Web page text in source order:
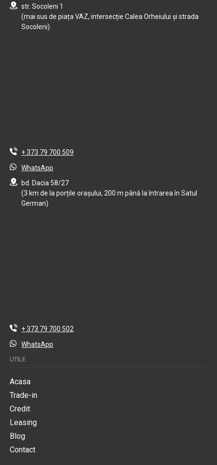
str. Socoleni 1
(mai sus de piața VAZ, intersecție Calea Orheiului și strada
Socoleni)
+ 373 79 700 509
WhatsApp
bd. Dacia 58/27
(3 km de la porțile orașului, 200 m până la întrarea în Satul
German)
+ 373 79 700 502
WhatsApp
UTILE
Acasa
Trade-in
Credit
Leasing
Blog
Contact